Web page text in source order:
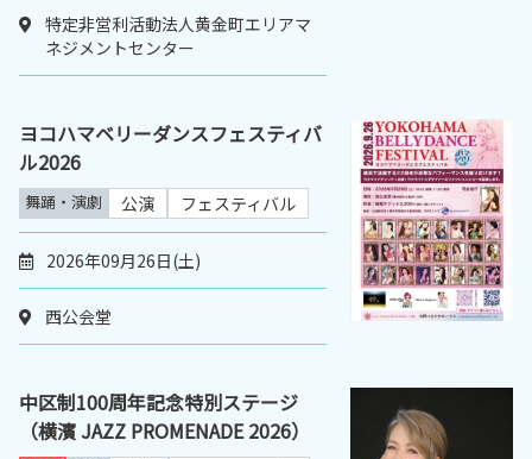
特定非営利活動法人黄金町エリアマ
ネジメントセンター
ヨコハマベリーダンスフェスティバ
ル2026
舞踊・演劇 公演 フェスティバル
2026年09月26日(土)
西公会堂
中区制100周年記念特別ステージ
（横濱 JAZZ PROMENADE 2026）